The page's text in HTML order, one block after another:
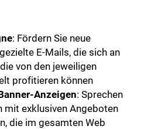
: Fördern Sie neue
E-Mails, die sich an
von den jeweiligen
profitieren können
Anzeigen: Sprechen
mit exklusiven Angeboten
die im gesamten Web